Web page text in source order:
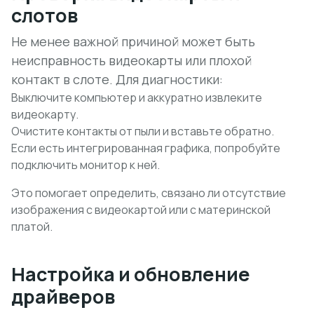
слотов
Не менее важной причиной может быть
неисправность видеокарты или плохой
контакт в слоте. Для диагностики:
Выключите компьютер и аккуратно извлеките
видеокарту.
Очистите контакты от пыли и вставьте обратно.
Если есть интегрированная графика, попробуйте
подключить монитор к ней.
Это помогает определить, связано ли отсутствие
изображения с видеокартой или с материнской
платой.
Настройка и обновление
драйверов